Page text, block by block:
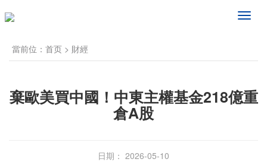
频
當前位： 首页 > 財經
棄歐美買中國！中東主權基金218億重
倉A股
日期： 2026-05-10